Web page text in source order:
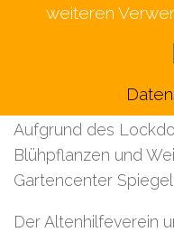
Aufgrund des
Blühpflanzen und
Gartencenter
Der Altenhilfeverein
weiteren